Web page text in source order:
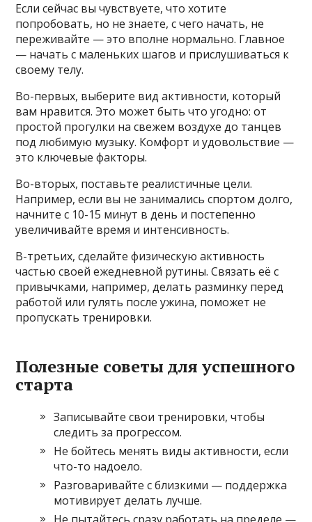
Если сейчас вы чувствуете, что хотите
попробовать, но не знаете, с чего начать, не
переживайте — это вполне нормально. Главное
— начать с маленьких шагов и прислушиваться к
своему телу.
Во-первых, выберите вид активности, который
вам нравится. Это может быть что угодно: от
простой прогулки на свежем воздухе до танцев
под любимую музыку. Комфорт и удовольствие —
это ключевые факторы.
Во-вторых, поставьте реалистичные цели.
Например, если вы не занимались спортом долго,
начните с 10-15 минут в день и постепенно
увеличивайте время и интенсивность.
В-третьих, сделайте физическую активность
частью своей ежедневной рутины. Связать её с
привычками, например, делать разминку перед
работой или гулять после ужина, поможет не
пропускать тренировки.
Полезные советы для успешного
старта
Записывайте свои тренировки, чтобы
следить за прогрессом.
Не бойтесь менять виды активности, если
что-то надоело.
Разговаривайте с близкими — поддержка
мотивирует делать лучше.